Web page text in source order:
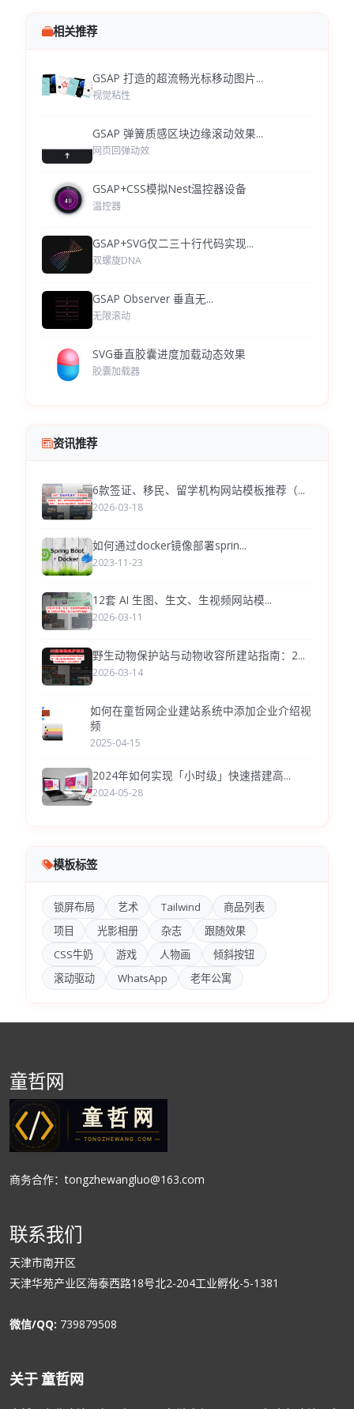
相关推荐
GSAP 打造的超流畅光标移动图片...
视觉粘性
GSAP 弹簧质感区块边缘滚动效果...
网页回弹动效
GSAP+CSS模拟Nest温控器设备
温控器
GSAP+SVG仅二三十行代码实现...
双螺旋DNA
GSAP Observer 垂直无...
无限滚动
SVG垂直胶囊进度加载动态效果
胶囊加载器
资讯推荐
6款签证、移民、留学机构网站模板推荐（...
2026-03-18
如何通过docker镜像部署sprin...
2023-11-23
12套 AI 生图、生文、生视频网站模...
2026-03-11
野生动物保护站与动物收容所建站指南：2...
2026-03-14
如何在童哲网企业建站系统中添加企业介绍视
频
2025-04-15
2024年如何实现「小时级」快速搭建高...
2024-05-28
模板标签
锁屏布局 艺术 Tailwind
商品列表
项目
光影相册 杂志
跟随效果
CSS牛奶
游戏 人物画
倾斜按钮
滚动驱动
WhatsApp 老年公寓
童哲网
商务合作：tongzhewangluo@163.com
联系我们
天津市南开区
天津华苑产业区海泰西路18号北2-204工业孵化-5-1381
微信/QQ: 739879508
关于 童哲网